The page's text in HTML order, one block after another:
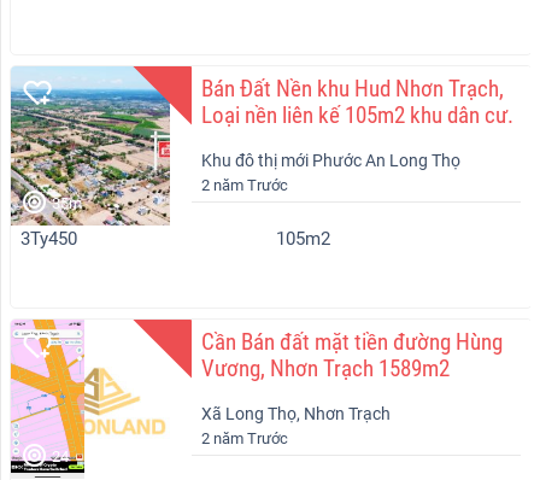
35m
Bán Đất Nền khu Hud Nhơn Trạch,
Loại nền liên kế 105m2 khu dân cư.
Khu đô thị mới Phước An Long Thọ
Nhơn Trạch
2 năm Trước
3Ty450 105m2
24
Cần Bán đất mặt tiền đường Hùng
Vương, Nhơn Trạch 1589m2
Xã Long Thọ, Nhơn Trạch
2 năm Trước